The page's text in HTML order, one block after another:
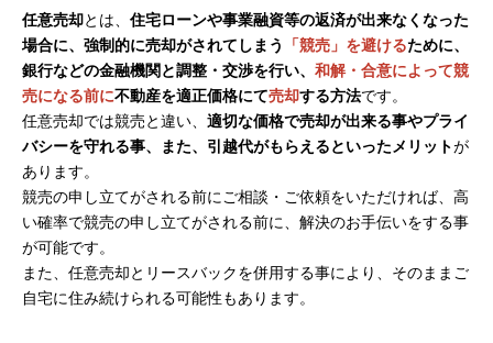
任意売却とは、 住宅ローンや事業融資等の返済が出来なくなった
場合に、強制的に売却がされてしまう
「競売」を避けるために、
銀行などの金融機関と調整・交渉を行い、 和解・合意によって競
売になる前に不動産を適正価格にて売却する方法です。
任意売却では競売と違い、 適切な価格で売却が出来る事やプライ
バシーを守れる事、また、引越代がもらえるといったメリットが
あります。
競売の申し立てがされる前にご相談・ご依頼をいただければ、高
い確率で競売の申し立てがされる前に、解決のお手伝いをする事
が可能です。
また、任意売却とリースバックを併用する事により、そのままご
自宅に住み続けられる可能性もあります。